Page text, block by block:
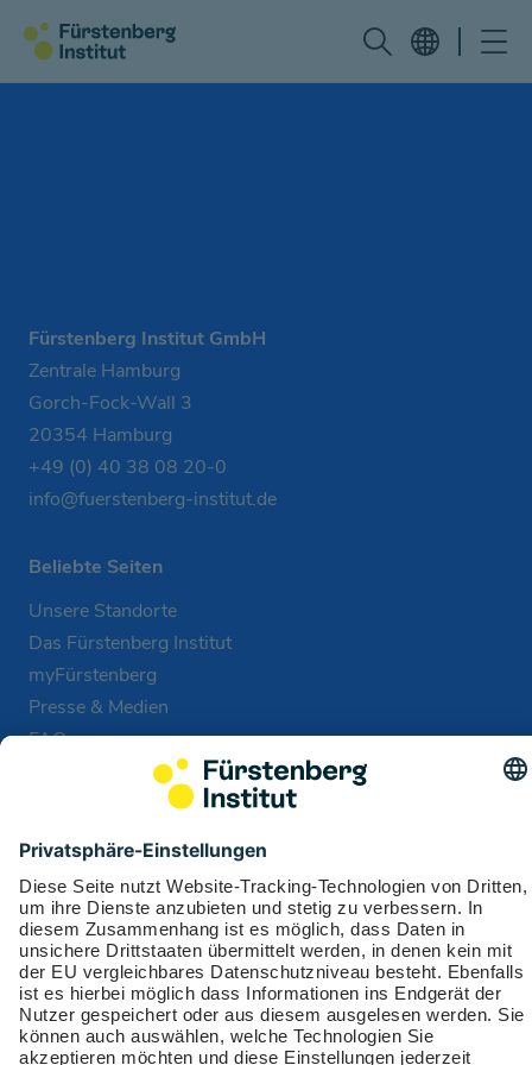
Fürstenberg Institut GmbH
Zentrale Hamburg
Gorch-Fock-Wall 3
20354 Hamburg
+49 (0) 40 38 08 20-0
info@fuerstenberg-institut.de
Beliebte Seiten
Unsere Standorte
Das Fürstenberg Institut
myFürstenberg
Presse & Medien
FAQ
Unser Pordcast: Monday Morning Club
Allgemeines
Impressum
Datenschutz
Cookie-Einstellungen
Leistungsbedingungen
Auslandsservicenummern
Fürstenberg Institut: Fakten & Zahlen